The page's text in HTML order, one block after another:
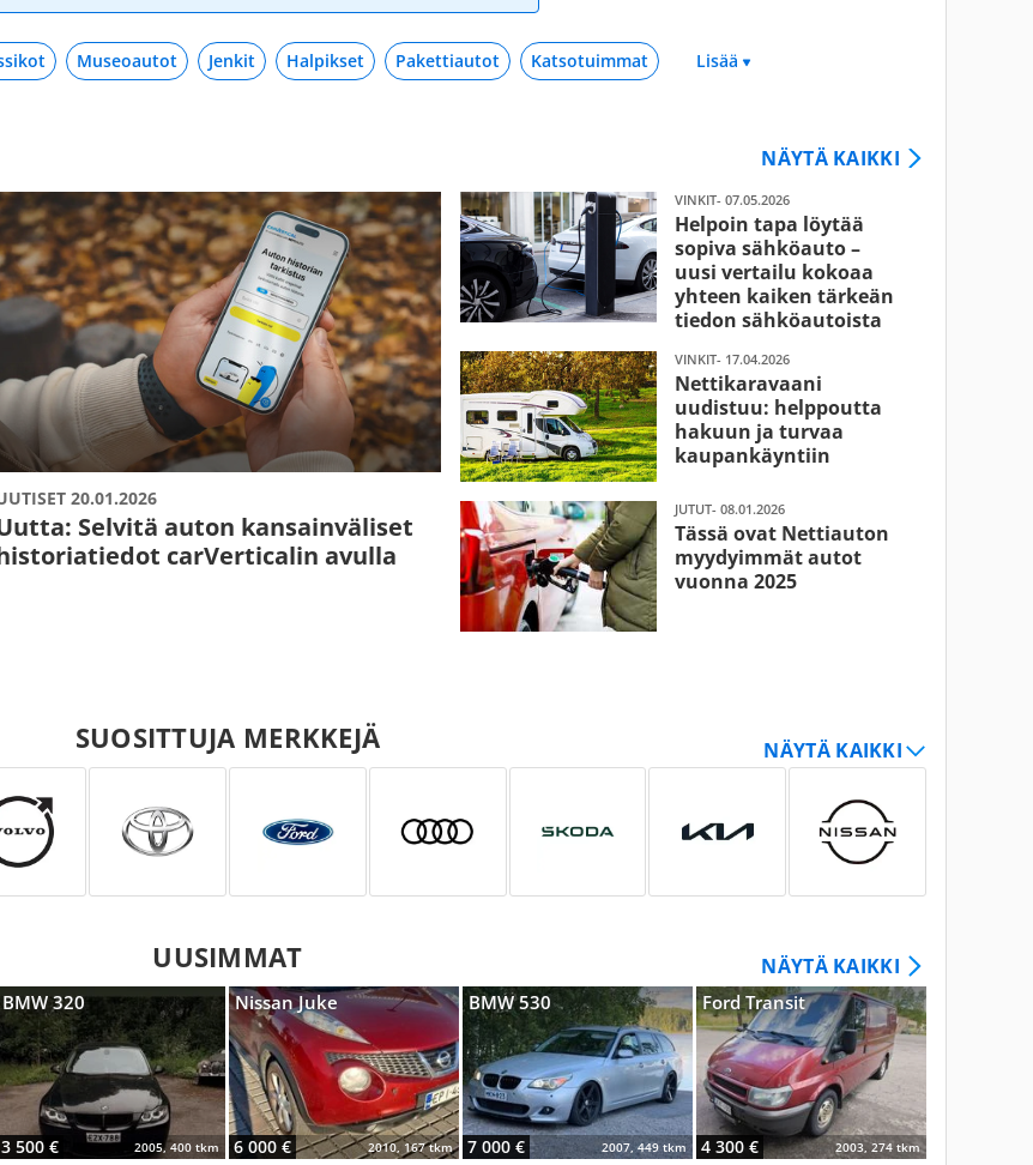
Museoautot Jenkit Halpikset Pakettiautot Katsotuimmat
NÄYTÄ KAIKKI
20.01.2026
Selvitä auton kansainväliset
carVerticalin avulla
VINKIT- 07.05.2026
Helpoin tapa löytää
sopiva sähköauto –
uusi vertailu kokoaa
yhteen kaiken tärkeän
tiedon sähköautoista
VINKIT- 17.04.2026
Nettikaravaani
uudistuu: helppoutta
hakuun ja turvaa
kaupankäyntiin
JUTUT- 08.01.2026
Tässä ovat Nettiauton
myydyimmät autot
vuonna 2025
SUOSITTUJA MERKKEJÄ
UUSIMMAT NÄYTÄ KAIKKI
BMW 320
3 500 € 2005, 400 tkm
Nissan Juke
6 000 € 2010, 167 tkm
BMW 530
7 000 € 2007, 449 tkm
Ford Transit
4 300 € 2003, 274 tkm